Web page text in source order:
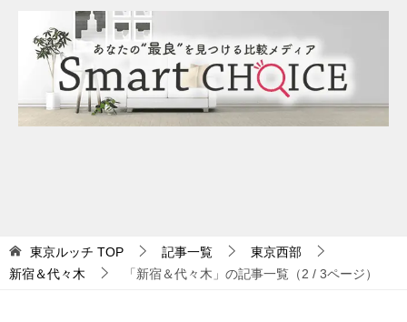
東京ルッチ TOP 記事一覧
東京西部
新宿＆代々木
「新宿＆代々木」の記事一覧（2 / 3ページ）